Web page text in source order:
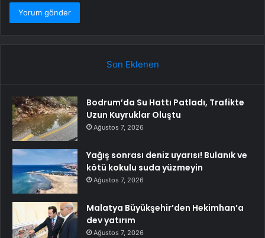
Son Eklenen
Bodrum’da Su Hattı Patladı, Trafikte
Uzun Kuyruklar Oluştu
Ağustos 7, 2026
Yağış sonrası deniz uyarısı! Bulanık ve
kötü kokulu suda yüzmeyin
Ağustos 7, 2026
Malatya Büyükşehir’den Hekimhan’a
dev yatırım
Ağustos 7, 2026